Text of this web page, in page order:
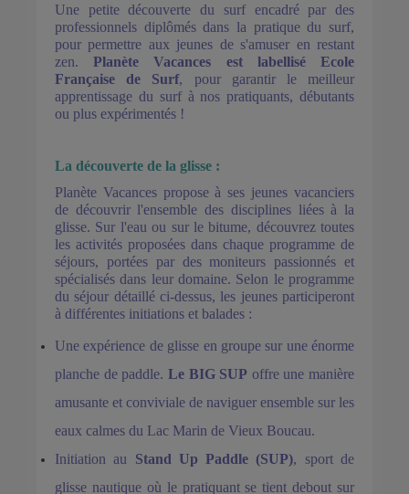
Une petite découverte du surf encadré par des
professionnels diplômés dans la pratique du surf,
pour permettre aux jeunes de s'amuser en restant
zen.Planète Vacances est labellisé Ecole
Française de Surf, pour garantir le meilleur
apprentissage du surf à nos pratiquants, débutants
ou plus expérimentés !
La découverte de la glisse :
Planète Vacances propose à ses jeunes vacanciers
de découvrir l'ensemble des disciplines liées à la
glisse. Sur l'eau ou sur le bitume, découvrez toutes
les activités proposées dans chaque programme de
séjours, portées par des moniteurs passionnés et
spécialisés dans leur domaine. Selon le programme
du séjour détaillé ci-dessus, les jeunes participeront
à différentes initiations et balades :
Une expérience de glisse en groupe sur une énorme
planche de paddle. Le BIG SUP offre une manière
amusante et conviviale de naviguer ensemble sur les
eaux calmes du Lac Marin de Vieux Boucau.
Initiation au Stand Up Paddle (SUP), sport de
glisse nautique où le pratiquant se tient debout sur